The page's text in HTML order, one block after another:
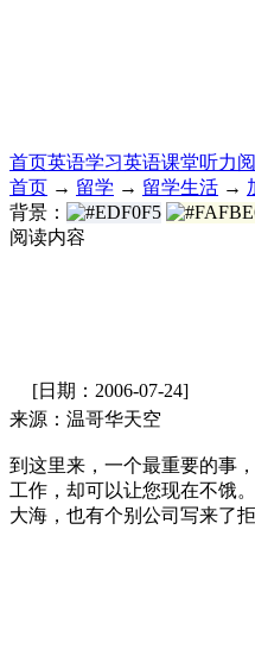
首页英语学习英语课堂听力
首页 → 留学 → 留学生活 →
背景：
阅读内容
[日期：2006-07-24]
来源：温哥华天空
到这里来，一个最重要的事
工作，却可以让您现在不饿
大海，也有个别公司写来了